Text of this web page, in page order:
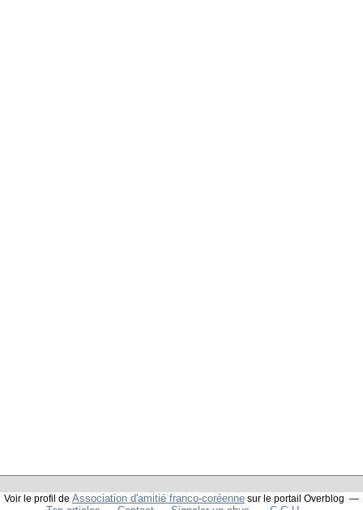
Voir le profil de Association d'amitié franco-coréenne sur le portail Overblog